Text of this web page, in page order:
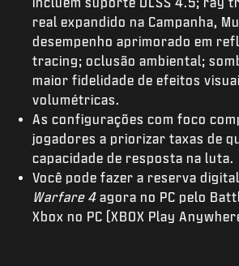
real expandido na Campanha,
desempenho aprimorado em
tracing; oclusão ambiental;
maior fidelidade de efeitos
volumétricas.
As configurações com foco
jogadores a priorizar taxas de
capacidade de resposta na luta.
Você pode fazer a reserva
Warfare 4 agora no PC pelo
Xbox no PC (XBOX Play